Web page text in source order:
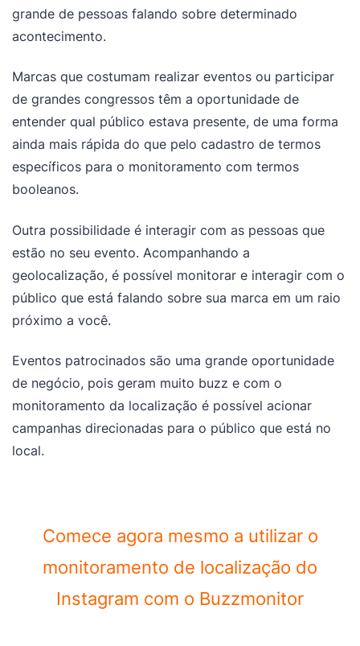
grande de pessoas falando sobre determinado
acontecimento.
Marcas que costumam realizar eventos ou participar
de grandes congressos têm a oportunidade de
entender qual público estava presente, de uma forma
ainda mais rápida do que pelo cadastro de termos
específicos para o monitoramento com termos
booleanos.
Outra possibilidade é interagir com as pessoas que
estão no seu evento. Acompanhando a
geolocalização, é possível monitorar e interagir com o
público que está falando sobre sua marca em um raio
próximo a você.
Eventos patrocinados são uma grande oportunidade
de negócio, pois geram muito buzz e com o
monitoramento da localização é possível acionar
campanhas direcionadas para o público que está no
local.
Comece agora mesmo a utilizar o
monitoramento de localização do
Instagram com o Buzzmonitor